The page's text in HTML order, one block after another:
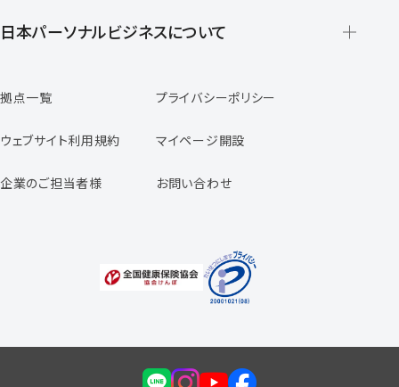
登録から就業開始までの流れ
日本パーソナルビジネスについて
スタッフの声
専任コンサルタントの声
福利厚生のご案内
拠点一覧 プライバシーポリシー
ウェブサイト利用規約 マイページ開設
企業のご担当者様 お問い合わせ